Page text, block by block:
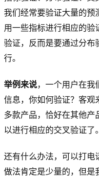
我们经常要验证大量的预
用一些指标进行相应的
验证，反而是要通过分布
行。
举例来说，一个用户在我
信息，你如何验证？客观
多款产品，恰好在其他
以进行相应的交叉验证了。
还有什么办法，可以打电
做法肯定是少量的，但是